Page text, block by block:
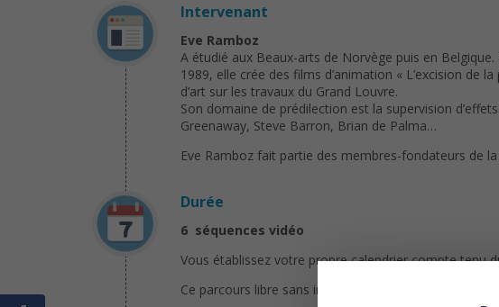
Intervenant
Eve Ramboz
A étudié aux Beaux-arts de Norvège puis en
1989, elle crée des films d’animation « L’excision de
d’art sur les travaux du Grand Louvre.
Son domaine de prédilection est la supervision
Greenaway, Steve Barron, Brian de Palma…
Eve Ramboz fait partie des membres-fondateurs de
Durée
6 séquences vidéo
Vous établissez votre propre calendrier compte tenu
Ce parcours libre sans inscription préalable est ouvert